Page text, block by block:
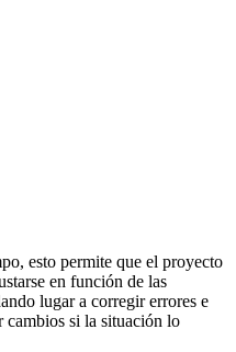
esto permite que el proyecto
en función de las
lugar a corregir errores e
cambios si la situación lo